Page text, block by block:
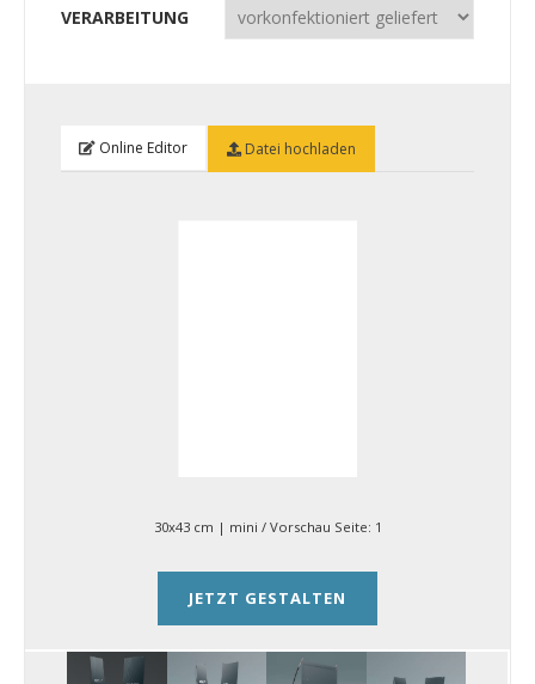
VERARBEITUNG
Online Editor Datei hochladen
30x43 cm | mini / Vorschau Seite: 1
JETZT GESTALTEN